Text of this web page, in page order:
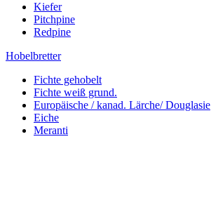
Kiefer
Pitchpine
Redpine
Hobelbretter
Fichte gehobelt
Fichte weiß grund.
Europäische / kanad. Lärche/ Douglasie
Eiche
Meranti